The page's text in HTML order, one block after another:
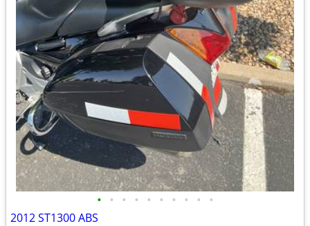
• • • • • • • • • •
2012 ST1300 ABS